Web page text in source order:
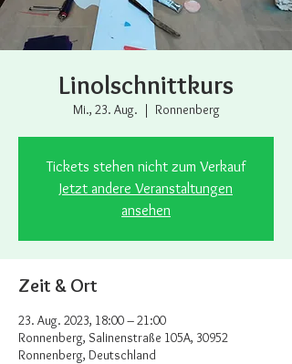
Linolschnittkurs
Mi., 23. Aug.
  |
Ronnenberg
Tickets stehen nicht zum Verkauf
Jetzt andere Veranstaltungen
ansehen
Zeit & Ort
23. Aug. 2023, 18:00 – 21:00
Ronnenberg, Salinenstraße 105A, 30952
Ronnenberg, Deutschland